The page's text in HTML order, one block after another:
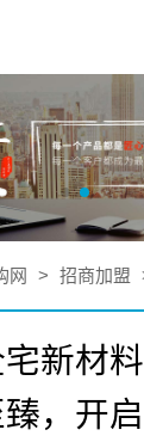
网 > 招商加盟
新材料
，开